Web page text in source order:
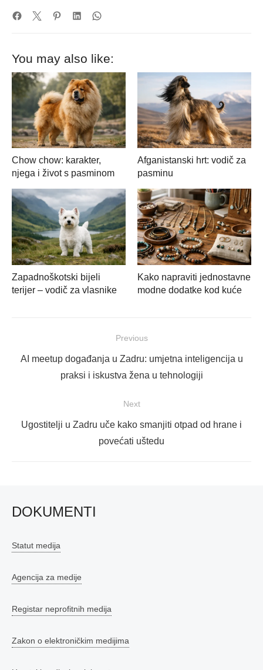
You may also like:
Chow chow: karakter,
njega i život s pasminom
Afganistanski hrt: vodič za
pasminu
Zapadnoškotski bijeli
terijer – vodič za vlasnike
Kako napraviti jednostavne
modne dodatke kod kuće
objava
Previous
Previous
AI meetup događanja u Zadru: umjetna inteligencija u
praksi i iskustva žena u tehnologiji
Next
Next
Ugostitelji u Zadru uče kako smanjiti otpad od hrane i
povećati uštedu
DOKUMENTI
Statut medija
Agencija za medije
Registar neprofitnih medija
Zakon o elektroničkim medijima